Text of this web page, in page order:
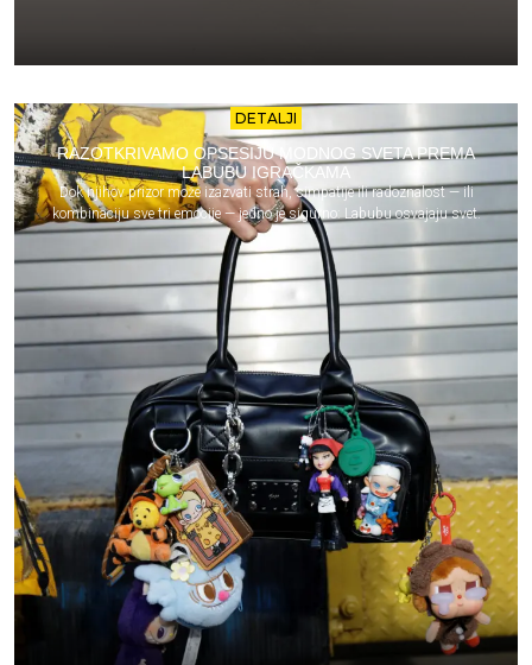
DETALJI
RAZOTKRIVAMO OPSESIJU MODNOG SVETA PREMA
LABUBU IGRAČKAMA
Dok njihov prizor može izazvati strah, simpatije ili radoznalost — ili
kombinaciju sve tri emocije — jedno je sigurno: Labubu osvajaju svet.